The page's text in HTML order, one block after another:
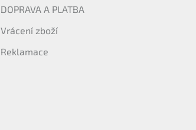
DOPRAVA A PLATBA
Vrácení zboží
Reklamace